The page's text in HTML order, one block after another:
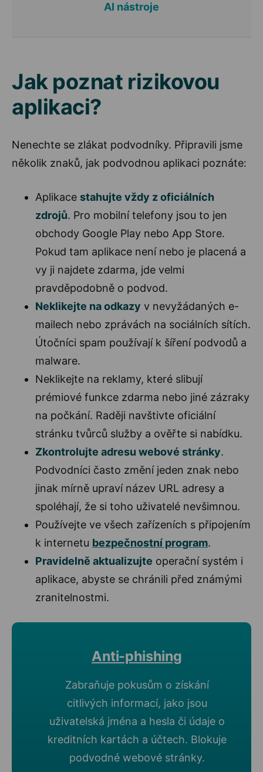
AI nástroje
Jak poznat rizikovou
aplikaci?
Nenechte se zlákat podvodníky. Připravili jsme
několik znaků, jak podvodnou aplikaci poznáte:
Aplikace stahujte vždy z oficiálních
zdrojů. Pro mobilní telefony jsou to jen
obchody Google Play nebo App Store.
Pokud tam aplikace není nebo je placená a
vy ji najdete zdarma, jde velmi
pravděpodobně o podvod.
Neklikejte na odkazy v nevyžádaných e-
mailech nebo zprávách na sociálních sítích.
Útočníci spam používají k šíření podvodů a
malware.
Neklikejte na reklamy, které slibují
prémiové funkce zdarma nebo jiné zázraky
na počkání. Raději navštivte oficiální
stránku tvůrců služby a ověřte si nabídku.
Zkontrolujte adresu webové stránky.
Podvodníci často změní jeden znak nebo
jinak mírně upraví název URL adresy a
spoléhají, že si toho uživatelé nevšimnou.
Používejte ve všech zařízeních s připojením
k internetu bezpečnostní program.
Pravidelně aktualizujte operační systém i
aplikace, abyste se chránili před známými
zranitelnostmi.
Anti-phishing
Zabraňuje pokusům o získání
citlivých informací, jako jsou
uživatelská jména a hesla či údaje o
kreditních kartách a účtech. Blokuje
podvodné webové stránky.